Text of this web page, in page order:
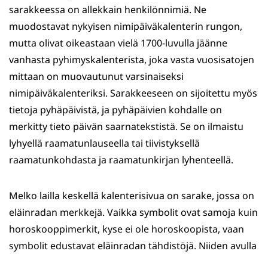
sarakkeessa on allekkain henkilönnimiä. Ne
muodostavat nykyisen nimipäiväkalenterin rungon,
mutta olivat oikeastaan vielä 1700-luvulla jäänne
vanhasta pyhimyskalenterista, joka vasta vuosisatojen
mittaan on muovautunut varsinaiseksi
nimipäiväkalenteriksi. Sarakkeeseen on sijoitettu myös
tietoja pyhäpäivistä, ja pyhäpäivien kohdalle on
merkitty tieto päivän saarnatekstistä. Se on ilmaistu
lyhyellä raamatunlauseella tai tiivistyksellä
raamatunkohdasta ja raamatunkirjan lyhenteellä.
Melko lailla keskellä kalenterisivua on sarake, jossa on
eläinradan merkkejä. Vaikka symbolit ovat samoja kuin
horoskooppimerkit, kyse ei ole horoskoopista, vaan
symbolit edustavat eläinradan tähdistöjä. Niiden avulla